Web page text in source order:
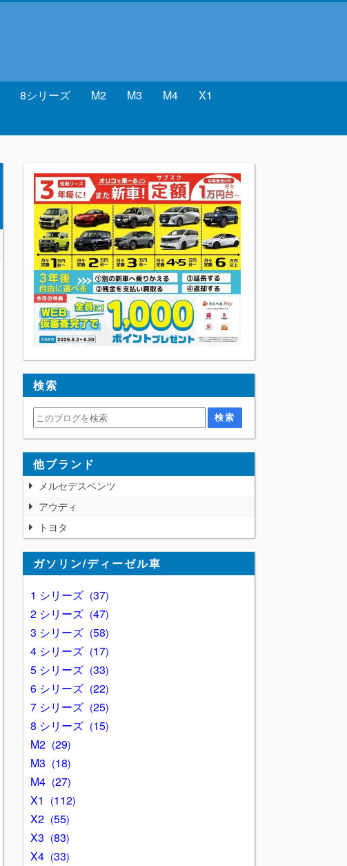
8シリーズ M2 M3 M4
X1
検索
他ブランド
メルセデスベンツ
アウディ
トヨタ
ガソリン/ディーゼル車
1 シリーズ
37
2 シリーズ
47
3 シリーズ
58
4 シリーズ
17
5 シリーズ
33
6 シリーズ
22
7 シリーズ
25
8 シリーズ
15
M2
29
M3
18
M4
27
X1
112
X2
55
X3
83
X4
33